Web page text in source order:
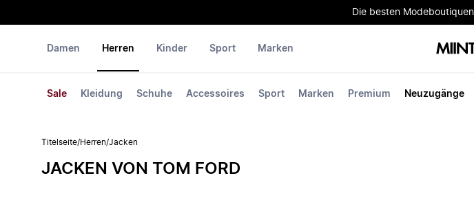
Die besten
Damen Herren
Sale Kleidung Schuhe Accessoires Sport Marken Premium Neuzugänge
Kinder Sport Marken
Titelseite/Herren/Jacken
JACKEN VON TOM FORD